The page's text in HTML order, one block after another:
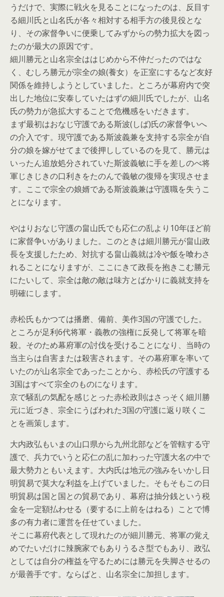
うだけで、実際に戦火を見ることになったのは、反目す
る細川氏と山名氏が各々相対する相手方の後見役とな
り、その家督争いに便乗してみずからの勢力拡大を図っ
たのが最大の原因です。
細川勝元と山名宗全ははじめから不仲だったのではな
く、むしろ勝元が宗全の娘(養女）を正室にするなど友好
関係を維持しようとしていました。ところが幕府内で突
出した地位に安泰していたはずの細川氏でしたが、山名
氏の勢力が急拡大することで危機感をいだきます。
まず最初はおなじ守護である斯波(しば)氏の家督争いへ
の介入です。現守護である斯波義兼を支持する宗全が自
分の娘を嫁がせてまで後押ししているのを見て、勝元は
いったん追放処分されていた斯波義敏に手を差しのべ将
軍じきじきの口利きをたのんで義敏の復帰を実現させま
す。ここで宗全の娘婿である斯波義兼は守護職を失うこ
とになります。
やはりおなじ守護の畠山氏でも応仁の乱より10年ほど前
に家督争いがありました。このときは細川勝元が畠山政
長を支援したため、対抗する畠山義就は冷や飯を喰わさ
れることになりますが、ここにきて政長を抱きこむ勝元
にたいして、宗全は敵の敵は味方とばかりに義就支持を
明確にします。
赤松氏もかつては播磨、備前、美作3国の守護でした。
ところが足利6代将軍・義教の強権に反発して将軍を暗
殺。そのため幕府軍の討伐を受けることになり、当時の
当主らは自害または殺害されます。その幕府軍を率いて
いたのが山名宗全であったことから、赤松氏の守護する
3国はすべて宗全のものになります。
京で騒乱の気配を感じとった赤松政則はさっそく細川勝
元に近づき、宗全にうばわれた3国の守護に返り咲くこ
とを画策します。
大内政弘もいまの山口県から九州北部などを管轄する守
護で、兵力でいうと応仁の乱に加わった守護大名の中で
最大勢力ともいえます。大内氏は地元の強みをいかし日
明貿易で莫大な利益を上げていました。そもそもこの日
明貿易は国と国との貿易であり、幕府は抽分銭という税
金を一定額払わせる（要するに上前をはねる）ことで博
多の有力者に運営を任せていました。
そこに幕府代表として現れたのが細川勝元、将軍の覚え
めでたいだけに辣腕家でもありうるさ型でもあり、政弘
としては自分の権益を守るためには勝元を失脚させるの
が最善手です。ならばと、山名宗全に加担します。